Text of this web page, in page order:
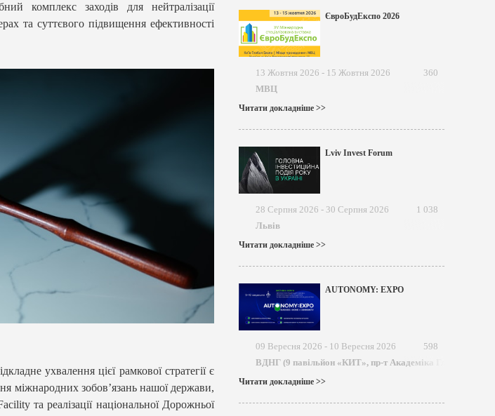
комплекс заходів для нейтралізації
та суттєвого підвищення ефективності
ухвалення цієї рамкової стратегії є
міжнародних зобов’язань нашої держави,
та реалізації національної Дорожньої
ЄвроБудЕкспо 2026
13 Жовтня 2026 - 15 Жовтня 2026
360
МВЦ
Читати докладніше >>
Lviv Invest Forum
28 Серпня 2026 - 30 Серпня 2026
1 038
Львів
Читати докладніше >>
AUTONOMY: EXPO
09 Вересня 2026 - 10 Вересня 2026
598
ВДНГ (9 павільйон «КИТ», пр-т Академіка Глушкова)
Читати докладніше >>